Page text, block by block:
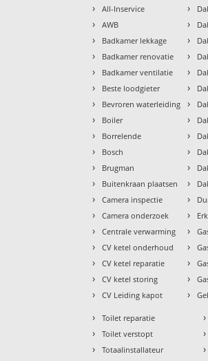
› All-Inservice
› AWB
› Badkamer lekkage
› Badkamer renovatie
› Badkamer ventilatie
› Beste loodgieter
› Bevroren waterleiding
› Boiler
› Borrelende
› Bosch
› Brugman
› Buitenkraan plaatsen
› Camera inspectie
› Camera onderzoek
› Centrale verwarming
› CV ketel onderhoud
› CV ketel reparatie
› CV ketel storing
› CV Leiding kapot
›
›
›
›
›
›
›
›
›
›
›
›
›
›
›
›
›
›
›
› Toilet reparatie
› Toilet verstopt
› Totaalinstallateur
›
›
›